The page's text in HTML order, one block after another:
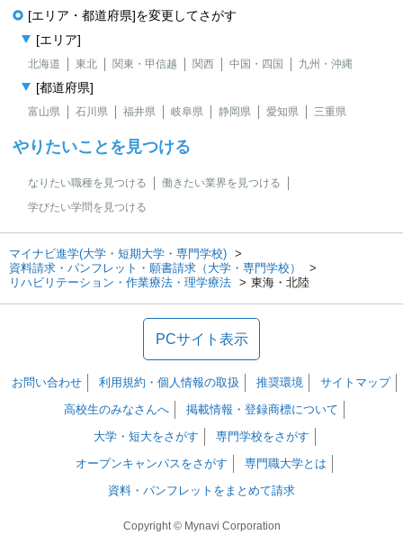
[エリア・都道府県]を変更してさがす
[エリア]
北海道 東北 関東・甲信越 関西 中国・四国 九州・沖縄
[都道府県]
富山県 石川県 福井県 岐阜県 静岡県 愛知県 三重県
やりたいことを見つける
なりたい職種を見つける
働きたい業界を見つける
学びたい学問を見つける
マイナビ進学(大学・短期大学・専門学校)
資料請求・パンフレット・願書請求（大学・専門学校）
リハビリテーション・作業療法・理学療法
東海・北陸
PCサイト表示
お問い合わせ 利用規約・個人情報の取扱 推奨環境
サイトマップ
高校生のみなさんへ
掲載情報・登録商標について
大学・短大をさがす
専門学校をさがす
オープンキャンパスをさがす
専門職大学とは
資料・パンフレットをまとめて請求
Copyright © Mynavi Corporation